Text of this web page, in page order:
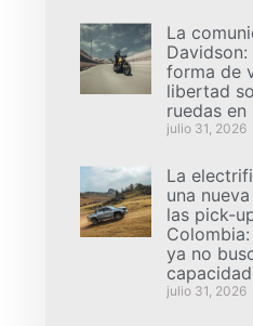
La
Davidson:
forma de
libertad
ruedas
julio 31, 2026
La
una
las pick-
ya no
julio 31, 2026